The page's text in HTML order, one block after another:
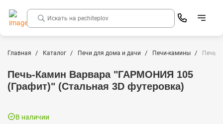
Главная Каталог Печи для дома и дачи Печи-камины Печь-
Печь-Камин Варвара "ГАРМОНИЯ 105
(Графит)" (Стальная 3D футеровка)
В наличии